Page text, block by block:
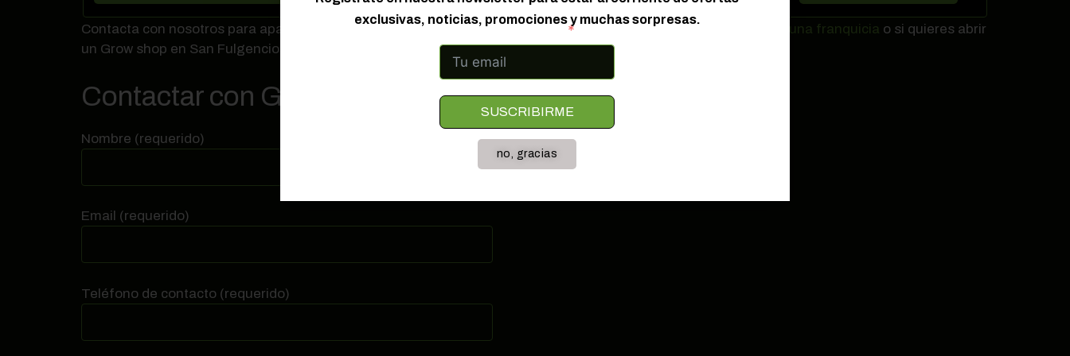
Contacta con nosotros para aparecer en nuestro directorio, solicitar información sobre nuestros productos, abrir una franquicia o si quieres abrir
un Grow shop en San Fulgencio
Contactar con Grow shop barato en San Fulgencio
Nombre (requerido)
Email (requerido)
Teléfono de contacto (requerido)
exclusivas, noticias, promociones y muchas sorpresas.
Correo electrónico
SUSCRIBIRME
no, gracias